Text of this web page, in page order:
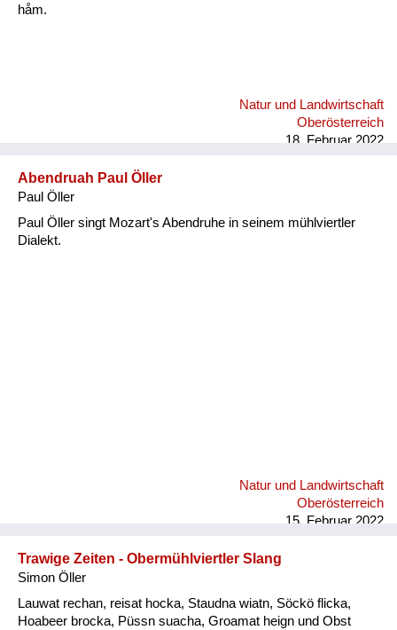
håm.
Natur und Landwirtschaft
Oberösterreich
18. Februar 2022
Abendruah Paul Öller
Paul Öller
Paul Öller singt Mozart's Abendruhe in seinem mühlviertler
Dialekt.
Natur und Landwirtschaft
Oberösterreich
15. Februar 2022
Trawige Zeiten - Obermühlviertler Slang
Simon Öller
Lauwat rechan, reisat hocka, Staudna wiatn, Söckö flicka,
Hoabeer brocka, Püssn suacha, Groamat heign und Obst